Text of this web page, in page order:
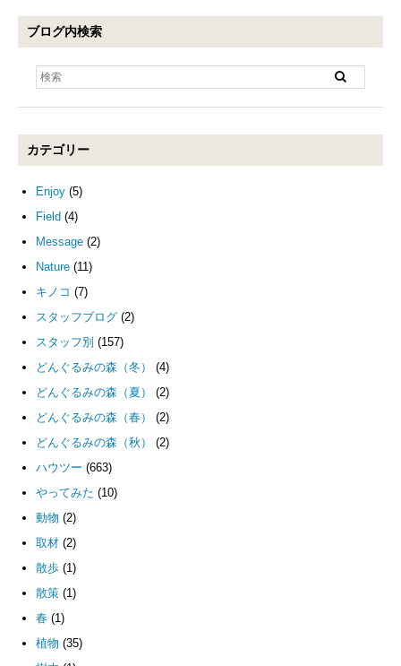
ブログ内検索
カテゴリー
Enjoy (5)
Field (4)
Message (2)
Nature (11)
キノコ (7)
スタッフブログ (2)
スタッフ別 (157)
どんぐるみの森（冬）
(4)
どんぐるみの森（夏）
(2)
どんぐるみの森（春）
(2)
どんぐるみの森（秋）
(2)
ハウツー (663)
やってみた (10)
動物 (2)
取材 (2)
散歩 (1)
散策 (1)
春 (1)
植物 (35)